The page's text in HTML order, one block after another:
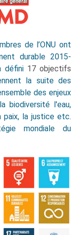
de l’ONU ont
durable 2015-
défini 17 objectifs
la suite des
des enjeux
biodiversité l'eau,
paix, la justice etc.
mondiale du